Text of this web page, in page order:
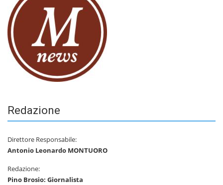
Redazione
Direttore Responsabile:
Antonio Leonardo MONTUORO
Redazione:
Pino Brosio: Giornalista